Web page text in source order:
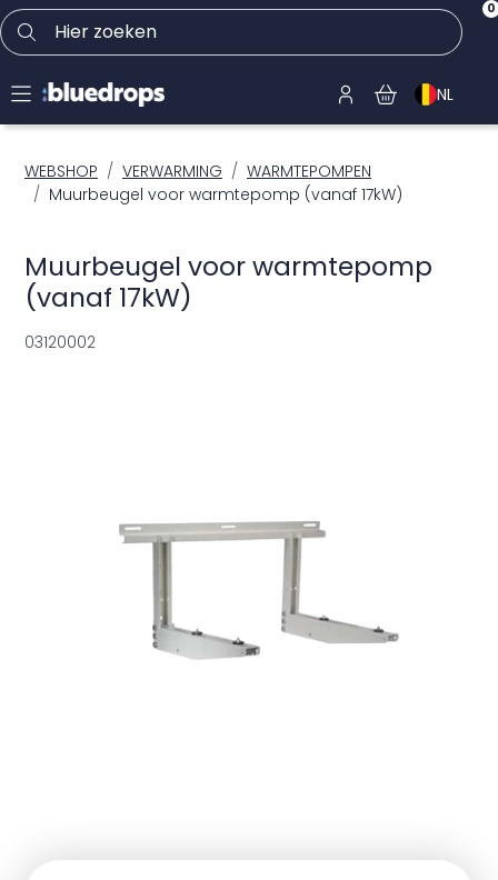
Hier zoeken 0
NL
WEBSHOP VERWARMING
WARMTEPOMPEN
Muurbeugel voor warmtepomp (vanaf 17kW)
Muurbeugel voor warmtepomp
(vanaf 17kW)
03120002